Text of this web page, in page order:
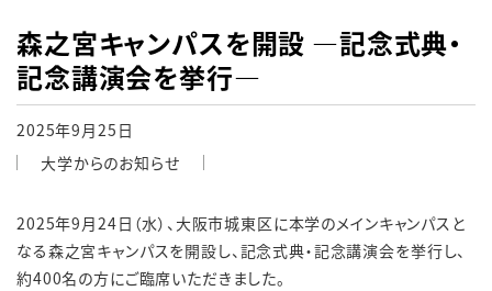
森之宮キャンパスを開設 ―記念式典・
記念講演会を挙行―
2025年9月25日
大学からのお知らせ
2025年9月24日（水）、大阪市城東区に本学のメインキャンパスと
なる森之宮キャンパスを開設し、記念式典・記念講演会を挙行し、
約400名の方にご臨席いただきました。